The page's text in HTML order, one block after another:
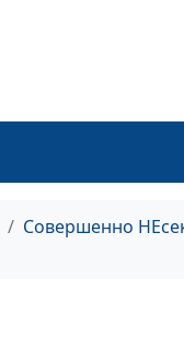
Совершенно